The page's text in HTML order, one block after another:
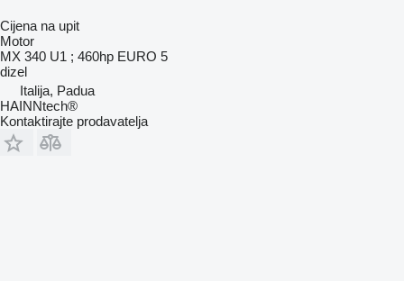
Cijena na upit
Motor
MX 340 U1 ; 460hp EURO 5
dizel
Italija, Padua
HAINNtech®
Kontaktirajte prodavatelja